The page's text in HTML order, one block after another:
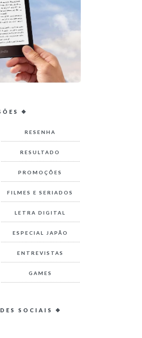
❖
RESENHA
RESULTADO
PROMOÇÕES
FILMES E SERIADOS
LETRA DIGITAL
ESPECIAL JAPÃO
ENTREVISTAS
GAMES
SOCIAIS ❖